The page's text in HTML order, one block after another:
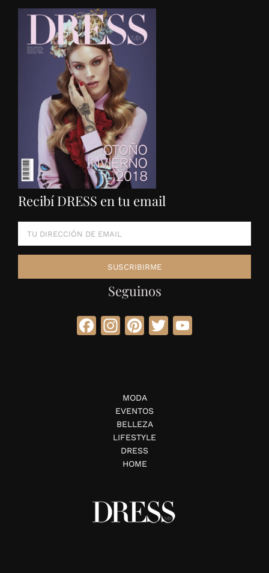
Recibí DRESS en tu email
Seguinos
Facebook
Instagram
Pinterest
Twitter
MODA
EVENTOS
BELLEZA
LIFESTYLE
DRESS
HOME